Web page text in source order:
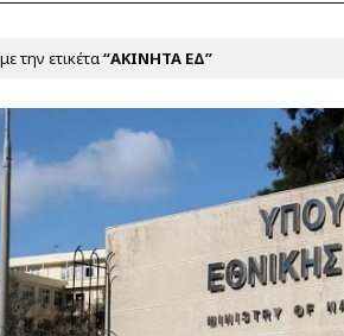
την ετικέτα ΑΚΙΝΗΤΑ ΕΔ